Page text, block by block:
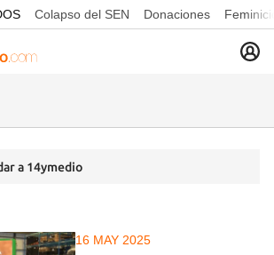
Colapso del SEN Donaciones
a 14ymedio
16 MAY 2025